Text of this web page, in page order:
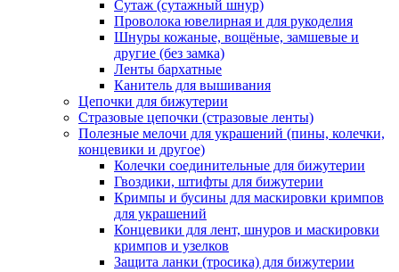
Сутаж (сутажный шнур)
Проволока ювелирная и для рукоделия
Шнуры кожаные, вощёные, замшевые и
другие (без замка)
Ленты бархатные
Канитель для вышивания
Цепочки для бижутерии
Стразовые цепочки (стразовые ленты)
Полезные мелочи для украшений (пины, колечки,
концевики и другое)
Колечки соединительные для бижутерии
Гвоздики, штифты для бижутерии
Кримпы и бусины для маскировки кримпов
для украшений
Концевики для лент, шнуров и маскировки
кримпов и узелков
Защита ланки (тросика) для бижутерии